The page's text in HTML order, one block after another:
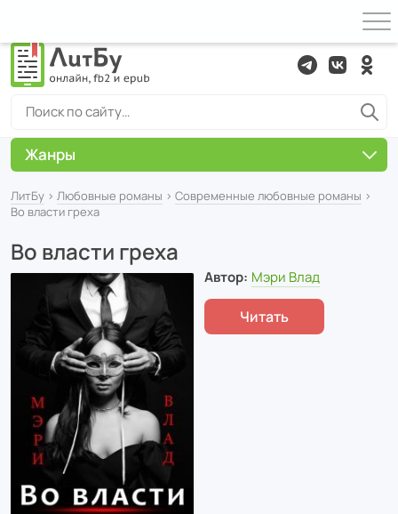
ЛитБу › Любовные романы › Современные любовные романы ›
Во власти греха
Во власти греха
Автор: Мэри Влад
Читать
Жанры